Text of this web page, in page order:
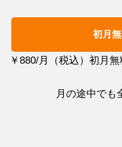
初月
￥880/月（税込）初月
月の途中でも